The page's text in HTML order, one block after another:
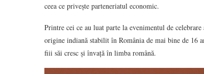
ceea ce privește parteneriatul economic.
Printre cei ce au luat parte la evenimentul de
origine indiană stabilit în România de mai bine de 16
fiii săi cresc și învață în limba română.